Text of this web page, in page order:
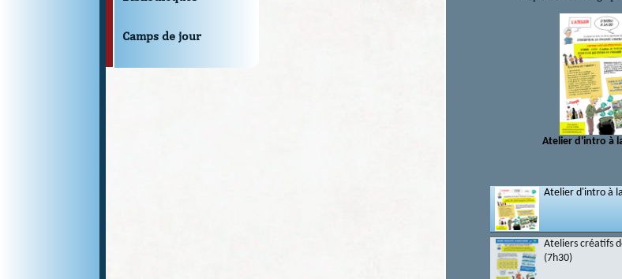
Camps de jour
Atelier d'intro à
Atelier d'intro à
Ateliers créatifs
(7h30)